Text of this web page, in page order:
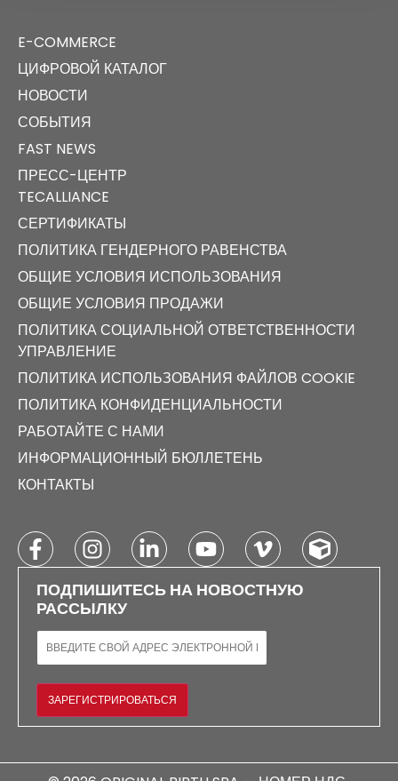
E-COMMERCE
ЦИФРОВОЙ КАТАЛОГ
НОВОСТИ
СОБЫТИЯ
FAST NEWS
ПРЕСС-ЦЕНТР
TECALLIANCE
СЕРТИФИКАТЫ
ПОЛИТИКА ГЕНДЕРНОГО РАВЕНСТВА
ОБЩИЕ УСЛОВИЯ ИСПОЛЬЗОВАНИЯ
ОБЩИЕ УСЛОВИЯ ПРОДАЖИ
ПОЛИТИКА СОЦИАЛЬНОЙ ОТВЕТСТВЕННОСТИ
УПРАВЛЕНИЕ
ПОЛИТИКА ИСПОЛЬЗОВАНИЯ ФАЙЛОВ COOKIE
ПОЛИТИКА КОНФИДЕНЦИАЛЬНОСТИ
РАБОТАЙТЕ С НАМИ
ИНФОРМАЦИОННЫЙ БЮЛЛЕТЕНЬ
КОНТАКТЫ
ПОДПИШИТЕСЬ НА НОВОСТНУЮ
РАССЫЛКУ
ЭЛЕКТРОННАЯ ПОЧТА
ЗАРЕГИСТРИРОВАТЬСЯ